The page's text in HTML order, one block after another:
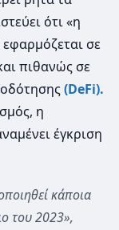
ότι «η
σε
πιθανώς σε
(DeFi).
η
έγκριση
κάποια
του 2023»,